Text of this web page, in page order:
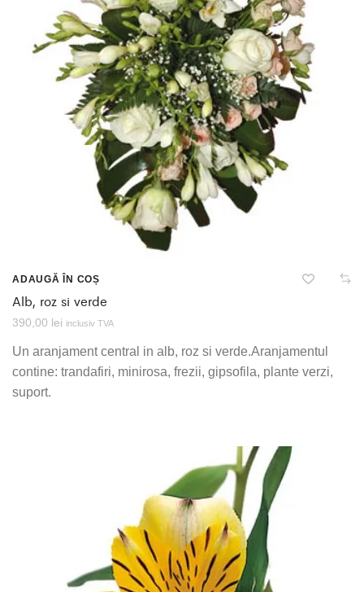
ADAUGĂ ÎN COȘ
Alb, roz si verde
390,00 lei inclusiv TVA
Un aranjament central in alb, roz si verde.Aranjamentul
contine: trandafiri, minirosa, frezii, gipsofila, plante verzi,
suport.